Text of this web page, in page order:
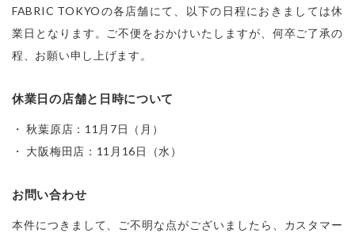
FABRIC TOKYOの各店舗にて、以下の日程におきましては休
業日となります。ご不便をおかけいたしますが、何卒ご了承の
程、お願い申し上げます。
休業日の店舗と日時について
・ 秋葉原店：11月7日（月）
・ 大阪梅田店：11月16日（水）
お問い合わせ
本件につきまして、ご不明な点がございましたら、カスタマー